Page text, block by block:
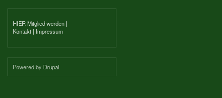
HIER Mitglied werden |
Kontakt | Impressum
Powered by Drupal